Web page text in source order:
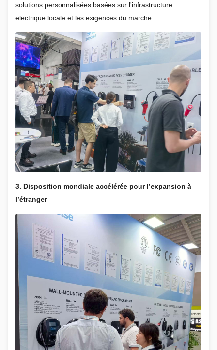
solutions personnalisées basées sur l'infrastructure
électrique locale et les exigences du marché.
3. Disposition mondiale accélérée pour l’expansion à
l’étranger